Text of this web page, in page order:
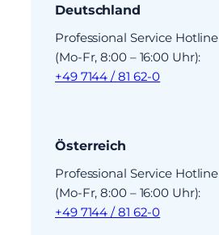
Deutschland
Professional Service Hotline
(Mo-Fr, 8:00 – 16:00 Uhr):
+49 7144 / 81 62-0
Österreich
Professional Service Hotline
(Mo-Fr, 8:00 – 16:00 Uhr):
+49 7144 / 81 62-0